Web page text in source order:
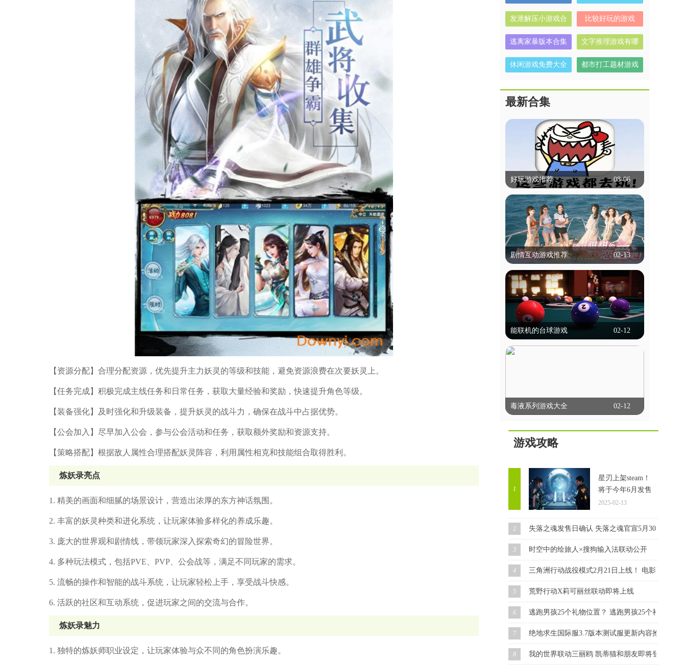
【资源分配】合理分配资源，优先提升主力妖灵的等级和技能，避免资源浪费在次要妖灵上。
【任务完成】积极完成主线任务和日常任务，获取大量经验和奖励，快速提升角色等级。
【装备强化】及时强化和升级装备，提升妖灵的战斗力，确保在战斗中占据优势。
【公会加入】尽早加入公会，参与公会活动和任务，获取额外奖励和资源支持。
【策略搭配】根据敌人属性合理搭配妖灵阵容，利用属性相克和技能组合取得胜利。
炼妖录亮点
1. 精美的画面和细腻的场景设计，营造出浓厚的东方神话氛围。
2. 丰富的妖灵种类和进化系统，让玩家体验多样化的养成乐趣。
3. 庞大的世界观和剧情线，带领玩家深入探索奇幻的冒险世界。
4. 多种玩法模式，包括PVE、PVP、公会战等，满足不同玩家的需求。
5. 流畅的操作和智能的战斗系统，让玩家轻松上手，享受战斗快感。
6. 活跃的社区和互动系统，促进玩家之间的交流与合作。
炼妖录魅力
1. 独特的炼妖师职业设定，让玩家体验与众不同的角色扮演乐趣。
荐
发泄解压小游戏合
集
比较好玩的游戏
逃离家暴版本合集
文字推理游戏有哪
些
休闲游戏免费大全
都市打工题材游戏
最新合集
好玩游戏推荐 08-06
好玩游戏推荐
什么游戏比较好玩,可以推荐吗？本专题
就帮大家解决这个困扰，专题里的游戏有
冒险类，动作类等等，都是不需要实名认
证就能玩的，为学生用户带来了便捷！
立即查看
剧情互动游戏推荐
02-13
剧情互动游戏推荐
剧情互动游戏是一种以叙事为核心的游戏
类型，玩家通过选择影响故事走向和结
局。这类游戏通常以丰富的剧情和角色发
展为特色，玩家的每个决定都可能改变情
节发展，带来不同的结局。游戏通过对话
体验多样的故事线和情感冲突。画面精
情互动类游戏，一起来看看吧！
立即查看
能联机的台球游戏
02-12
可以通过匹配系统或邀请好友进行对战。
它们以逼真的物理效果和多种游戏模式著
戏通常具备聊天功能，方便玩家交流，部
分还提供排行榜和成就系统，增加竞技性
和趣味性。这里锚点网小编为大家带来多
看看吧！
毒液系列游戏大全
02-12
毒液游戏集锦，汇聚了众多热门精彩的毒
可以根据自己的喜好选择不同的技能，一
路闯关斩将，完成每个任务都将让你获得
成长。同时，你还要与邪恶力量进行对
抗，确保自己能够顺利存活，迎接接下来
立即查看
游戏攻略
1
星刃上架steam！
将于今年6月发售
2025-02-13
2 失落之魂发售日确认 失落之魂官宣5月30日发售！
3 时空中的绘旅人×搜狗输入法联动公开
4 三角洲行动战役模式2月21日上线！ 电影改编 虚
5 荒野行动X莉可丽丝联动即将上线
6 逃跑男孩25个礼物位置？ 逃跑男孩25个礼物怎么
7 绝地求生国际服3.7版本测试服更新内容抢先看！
8 我的世界联动三丽鸥 凯蒂猫和朋友即将登场！